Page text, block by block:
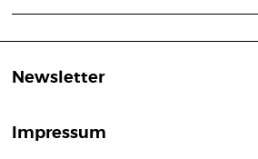
Newsletter
Impressum